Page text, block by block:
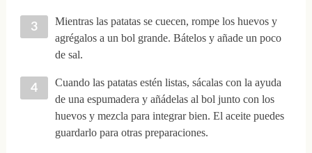
Mientras las patatas se cuecen, rompe los huevos y
agrégalos a un bol grande. Bátelos y añade un poco
de sal.
Cuando las patatas estén listas, sácalas con la ayuda
de una espumadera y añádelas al bol junto con los
huevos y mezcla para integrar bien. El aceite puedes
guardarlo para otras preparaciones.